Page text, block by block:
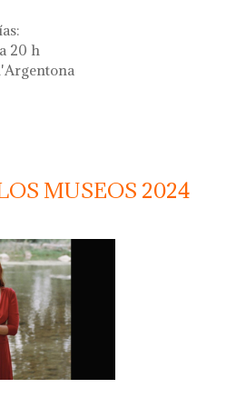
20 h
de la flor - l'ou com balla a la
MUSEOS 2024